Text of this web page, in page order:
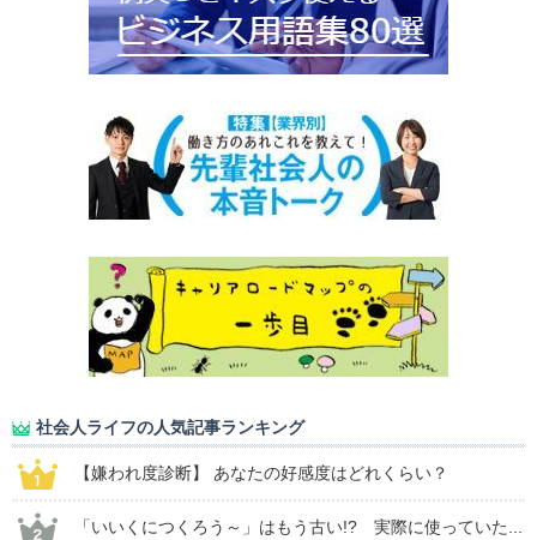
社会人ライフの人気記事ランキング
【嫌われ度診断】 あなたの好感度はどれくらい？
「いいくにつくろう～」はもう古い!? 実際に使っていた...